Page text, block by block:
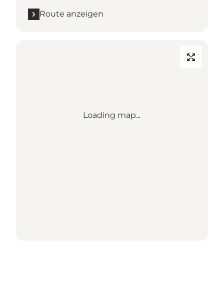
Route anzeigen
Loading map...